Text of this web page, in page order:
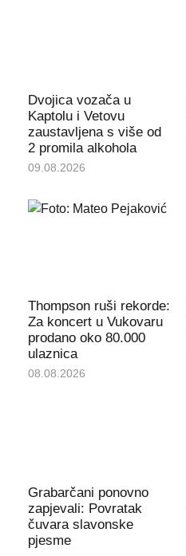
Dvojica vozača u
Kaptolu i Vetovu
zaustavljena s više od
2 promila alkohola
09.08.2026
Thompson ruši rekorde:
Za koncert u Vukovaru
prodano oko 80.000
ulaznica
08.08.2026
Grabarčani ponovno
zapjevali: Povratak
čuvara slavonske
pjesme